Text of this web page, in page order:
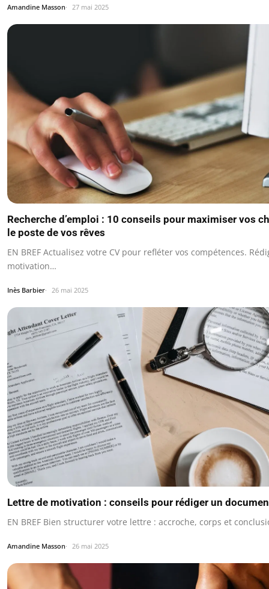
Amandine Masson 27 mai 2025
Recherche d’emploi : 10 conseils pour maximiser vos
le poste de vos rêves
EN BREF Actualisez votre CV pour refléter vos compétences.
motivation…
Inès Barbier 26 mai 2025
Lettre de motivation : conseils pour rédiger un
EN BREF Bien structurer votre lettre : accroche, corps et
Amandine Masson 26 mai 2025